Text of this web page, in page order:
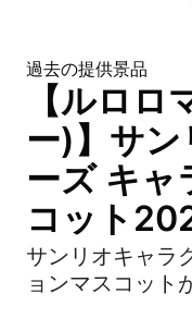
過去の提供景品
【ルロロ
ー)】サン
ーズ キャ
コット
サンリオキャラ
ョンマスコット